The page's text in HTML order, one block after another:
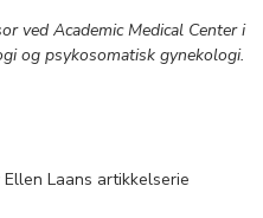
ved Academic Medical Center i
og psykosomatisk gynekologi.
Laans artikkelserie